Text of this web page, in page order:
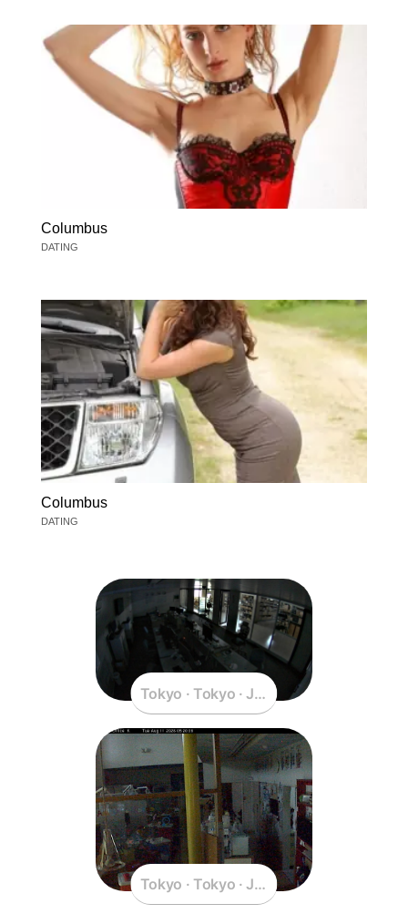
Columbus
DATING
Columbus
DATING
Tokyo · Tokyo · Japan
Tokyo · Tokyo · Japan